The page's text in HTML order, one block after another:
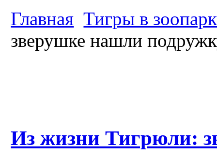
Главная Тигры в
зверушке нашли
Из жизни Тигрюли: